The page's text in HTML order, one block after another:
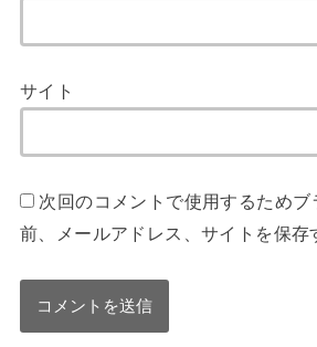
サイト
次回のコメントで使用するためブ
前、メールアドレス、サイトを保存